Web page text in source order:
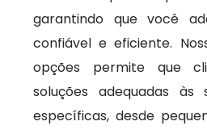
garantindo que você
confiável e eficiente.
opções permite que
soluções adequadas às
específicas, desde